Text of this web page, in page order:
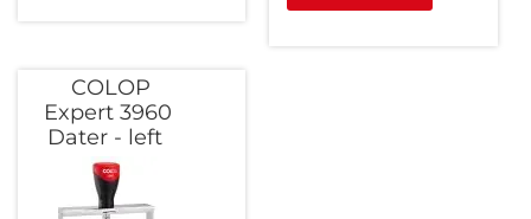
COLOP
Expert 3960
Dater - left